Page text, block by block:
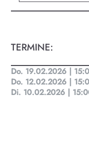
TERMINE:
Do. 19.02.2026 |
Do. 12.02.2026 |
Di. 10.02.2026 |
KULTplan ABO